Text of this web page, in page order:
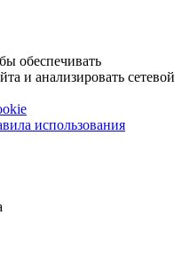
обеспечивать
и анализировать сетевой
использования